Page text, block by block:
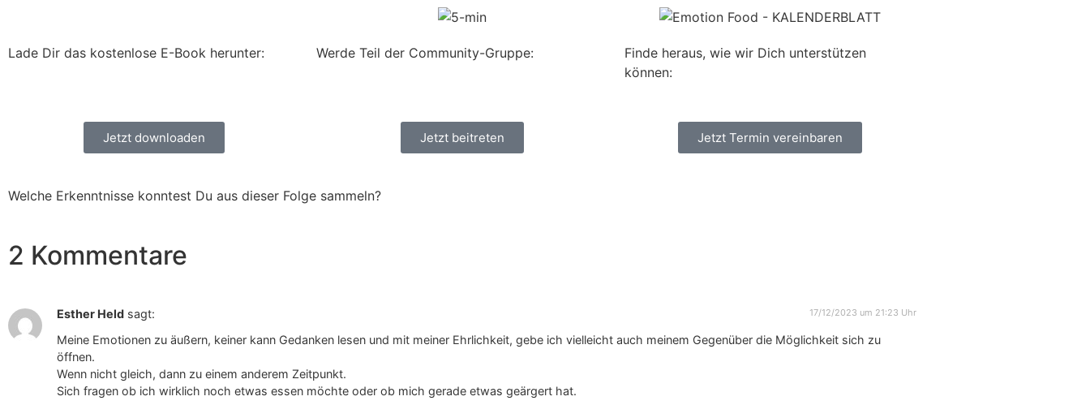
Lade Dir das kostenlose E-Book herunter: Werde Teil der Community-Gruppe:
Finde heraus, wie wir Dich unterstützen
können:
Jetzt downloaden Jetzt beitreten Jetzt Termin vereinbaren
Welche Erkenntnisse konntest Du aus dieser Folge sammeln?
2 Kommentare
Esther Held sagt: 17/12/2023 um 21:23 Uhr
Meine Emotionen zu äußern, keiner kann Gedanken lesen und mit meiner Ehrlichkeit, gebe ich vielleicht auch meinem Gegenüber die Möglichkeit sich zu
öffnen.
Wenn nicht gleich, dann zu einem anderem Zeitpunkt.
Sich fragen ob ich wirklich noch etwas essen möchte oder ob mich gerade etwas geärgert hat.